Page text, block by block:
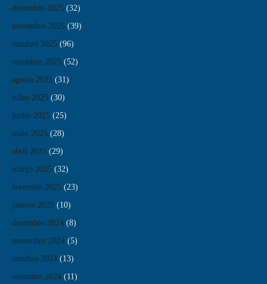
dezembro 2025 (32)
novembro 2025 (39)
outubro 2025 (96)
setembro 2025 (52)
agosto 2025 (31)
julho 2025 (30)
junho 2025 (25)
maio 2025 (28)
abril 2025 (29)
março 2025 (32)
fevereiro 2025 (23)
janeiro 2025 (10)
dezembro 2024 (8)
novembro 2024 (5)
outubro 2024 (13)
setembro 2024 (11)